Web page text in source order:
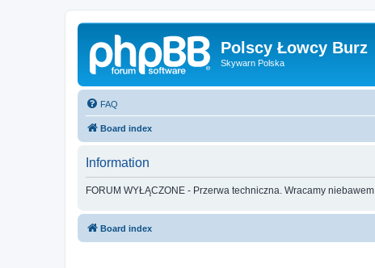
Polscy Łowcy Burz
Skywarn Polska
FAQ
Board index
Information
FORUM WYŁĄCZONE - Przerwa techniczna. Wracamy niebawem
Board index